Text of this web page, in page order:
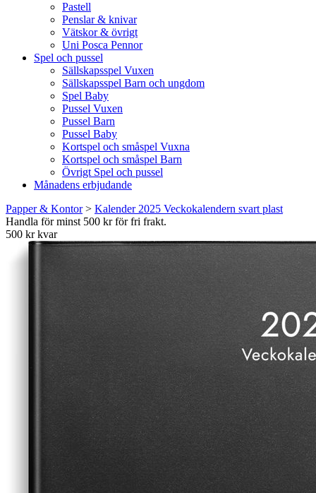
Pastell
Penslar & knivar
Vätskor & övrigt
Uni Posca Pennor
Spel och pussel
Sällskapsspel Vuxen
Sällskapsspel Barn och ungdom
Spel Baby
Pussel Vuxen
Pussel Barn
Pussel Baby
Kortspel och småspel Vuxna
Kortspel och småspel Barn
Övrigt Spel och pussel
Månadens erbjudande
Papper & Kontor> Kalender 2025 Veckokalendern svart plast
Handla för minst 500 kr för fri frakt.
500 kr kvar